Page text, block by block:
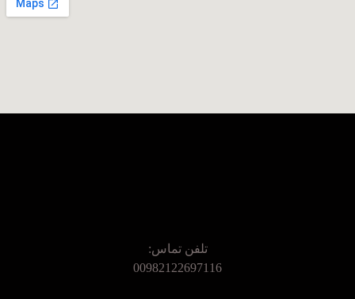
تلفن تماس:
00982122697116